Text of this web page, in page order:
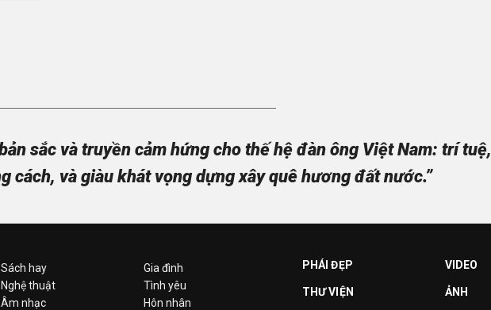
sắc và truyền cảm hứng cho thế hệ đàn ông Việt Nam: trí tuệ,
cách, và giàu khát vọng dựng xây quê hương đất nước.”
Sách hay
Nghệ thuật
Âm nhạc
Gia đình
Tình yêu
Hôn nhân
PHÁI ĐẸP
THƯ VIỆN
VIDEO
ẢNH